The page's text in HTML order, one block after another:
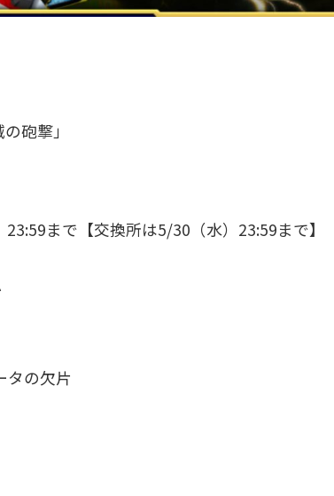
砲撃」
まで【交換所は5/30（水）23:59まで】
タの欠片